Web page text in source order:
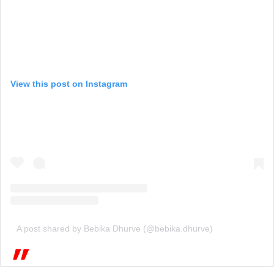
View this post on Instagram
A post shared by Bebika Dhurve (@bebika.dhurve)